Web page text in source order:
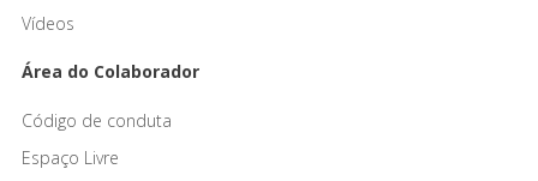
Vídeos
Área do Colaborador
Código de conduta
Espaço Livre